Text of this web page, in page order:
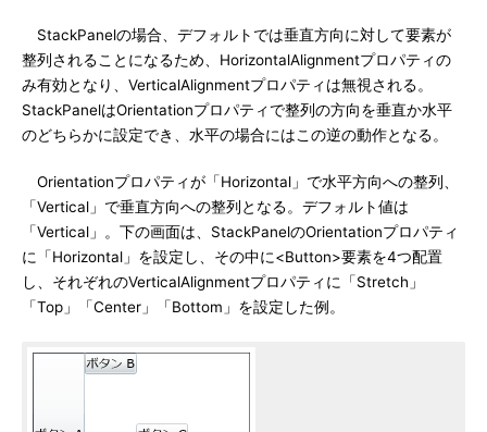
StackPanelの場合、デフォルトでは垂直方向に対して要素が
整列されることになるため、HorizontalAlignmentプロパティの
み有効となり、VerticalAlignmentプロパティは無視される。
StackPanelはOrientationプロパティで整列の方向を垂直か水平
のどちらかに設定でき、水平の場合にはこの逆の動作となる。
Orientationプロパティが「Horizontal」で水平方向への整列、
「Vertical」で垂直方向への整列となる。デフォルト値は
「Vertical」。下の画面は、StackPanelのOrientationプロパティ
に「Horizontal」を設定し、その中に<Button>要素を4つ配置
し、それぞれのVerticalAlignmentプロパティに「Stretch」
「Top」「Center」「Bottom」を設定した例。